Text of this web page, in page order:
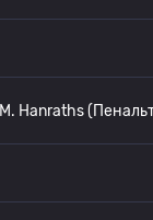
M. Hanraths